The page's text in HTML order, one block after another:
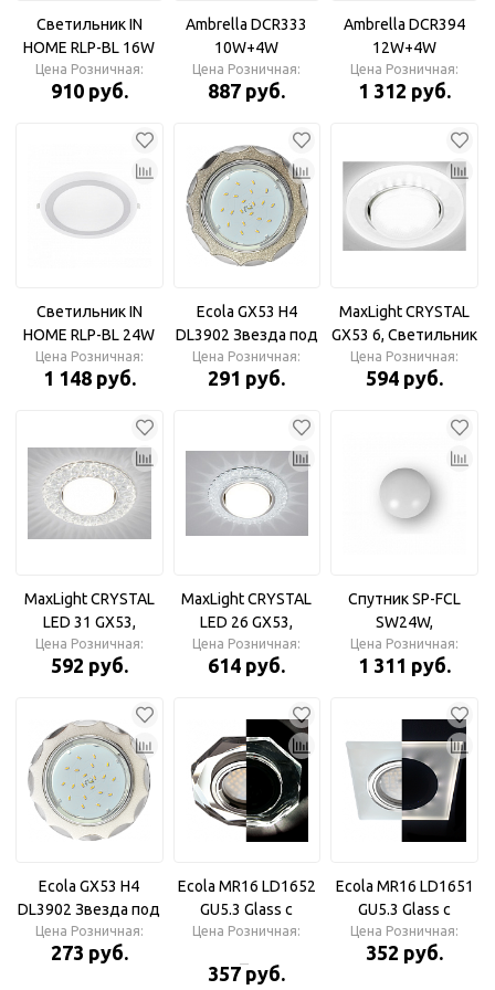
Светильник IN
HOME RLP-BL 16W
встраиваемый круг
белый, 4000К
подсветкой 195мм
Цена Розничная:
910 руб.
Ambrella DCR333
10W+4W
6400K/3000K 85-
265V Встраиваемая
панель
Цена Розничная:
887 руб.
Ambrella DCR394
12W+4W
4200K+4200K 220-
240V Встраиваемая
Цена Розничная:
1 312 руб.
Светильник IN
HOME RLP-BL 24W
встраиваемый круг
белый, 4000К
подсветкой 245мм
IP20 (210мм внут)
Цена Розничная:
1 148 руб.
Ecola GX53 H4
DL3902 Звезда под
стеклом
Серебряный блеск/
Цена Розничная:
291 руб.
MaxLight CRYSTAL
GX53 6, Светильник
диодный
декоративный
Цена Розничная:
594 руб.
MaxLight CRYSTAL
LED 31 GX53,
Светильник
диодный
GX53, прозрачный
Цена Розничная:
592 руб.
MaxLight CRYSTAL
LED 26 GX53,
Светильник
диодный
GX53, прозрачный
Цена Розничная:
614 руб.
Спутник SP-FCL
SW24W,
Светодиодный
светильник
Цена Розничная:
1 311 руб.
Ecola GX53 H4
DL3902 Звезда под
стеклом Белый
блеск/хром
Цена Розничная:
273 руб.
Ecola MR16 LD1652
GU5.3 Glass с
подсветкой 8-
Хром Ecola MR16
Цена Розничная:
357 руб.
Ecola MR16 LD1651
GU5.3 Glass с
подсветкой
Матовый/Хром
Цена Розничная:
352 руб.